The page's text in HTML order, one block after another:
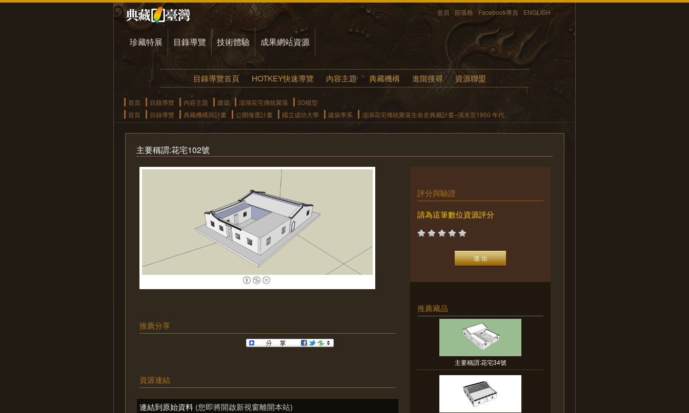
首頁 部落格 Facebook專頁 ENGLISH
珍藏特展 目錄導覽 技術體驗 成果網站資源
目錄導覽首頁 HOTKEY快速導覽 內容主題 典藏機構 進階搜尋 資源聯盟
首頁 目錄導覽 內容主題 建築 澎湖花宅傳統聚落
3D模型
首頁
目錄導覽 典藏機構與計畫 公開徵選計畫 國立成功大學 建築學系 澎湖花宅傳統聚落生命史典藏計畫–清末至1950 年代
主要稱謂:花宅102號
推薦分享
資源連結
連結到原始資料 (您即將開啟新視窗離開本站)
評分與驗證
請為這筆數位資源評分
推薦藏品
主要稱謂:花宅34號